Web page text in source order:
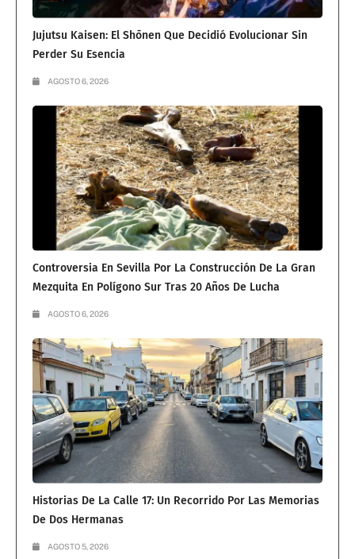
Jujutsu Kaisen: El Shōnen Que Decidió Evolucionar Sin
Perder Su Esencia
AGOSTO 6, 2026
Controversia En Sevilla Por La Construcción De La Gran
Mezquita En Polígono Sur Tras 20 Años De Lucha
AGOSTO 6, 2026
Historias De La Calle 17: Un Recorrido Por Las Memorias
De Dos Hermanas
AGOSTO 5, 2026